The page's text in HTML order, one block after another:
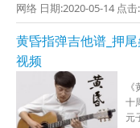
网络 日期:2020-05-14 点
黄昏指弹吉他谱_押
视频
十
元